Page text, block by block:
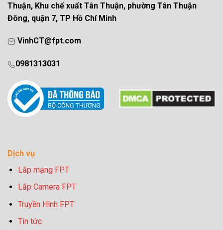
Thuận, Khu chế xuất Tân Thuận, phường Tân Thuận
Đông, quận 7, TP Hồ Chí Minh
VinhCT@fpt.com
0981313031
Dịch vụ
Lắp mạng FPT
Lắp Camera FPT
Truyền Hình FPT
Tin tức